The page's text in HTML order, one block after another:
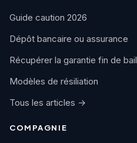
Guide caution 2026
Dépôt bancaire ou assurance
Récupérer la garantie fin de bail
Modèles de résiliation
Tous les articles →
COMPAGNIE